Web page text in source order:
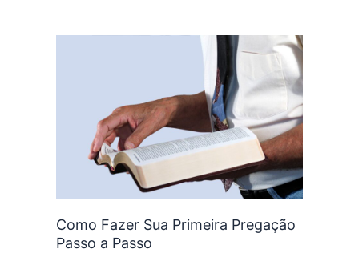
Como Fazer Sua Primeira Pregação
Passo a Passo